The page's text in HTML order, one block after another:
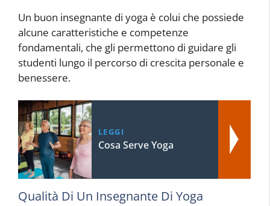
Un buon insegnante di yoga è colui che possiede
alcune caratteristiche e competenze
fondamentali, che gli permettono di guidare gli
studenti lungo il percorso di crescita personale e
benessere.
LEGGI
Cosa Serve Yoga
Qualità Di Un Insegnante Di Yoga